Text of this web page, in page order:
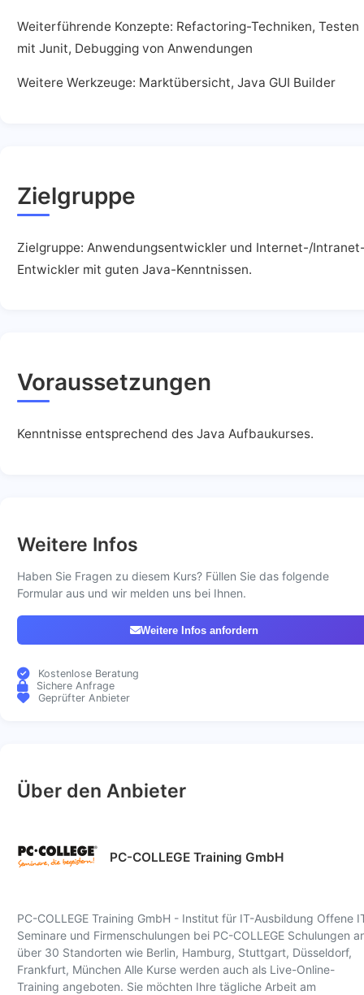
Weiterführende Konzepte: Refactoring-Techniken, Testen
mit Junit, Debugging von Anwendungen
Weitere Werkzeuge: Marktübersicht, Java GUI Builder
Zielgruppe
Zielgruppe: Anwendungsentwickler und Internet-/
Entwickler mit guten Java-Kenntnissen.
Voraussetzungen
Kenntnisse entsprechend des Java Aufbaukurses.
Weitere Infos
Haben Sie Fragen zu diesem Kurs? Füllen Sie das folgende
Formular aus und wir melden uns bei Ihnen.
Weitere Infos anfordern
Kostenlose Beratung
Sichere Anfrage
Geprüfter Anbieter
Über den Anbieter
PC-COLLEGE Training GmbH
PC-COLLEGE Training GmbH - Institut für IT-Ausbildung Offene
Seminare und Firmenschulungen bei PC-COLLEGE Schulungen
über 30 Standorten wie Berlin, Hamburg, Stuttgart, Düsseldorf,
Frankfurt, München Alle Kurse werden auch als Live-Online-
Training angeboten. Sie möchten Ihre tägliche Arbeit am